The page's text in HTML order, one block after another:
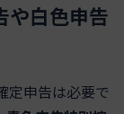
や白色申告
定申告は必要で